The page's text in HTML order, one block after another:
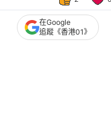
在Google
追蹤《香港01》